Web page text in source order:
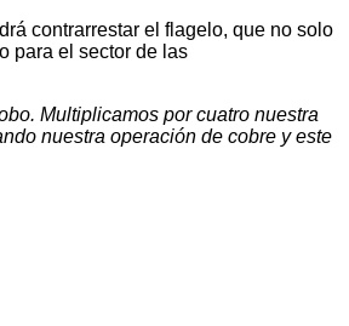
contrarrestar el flagelo, que no solo
para el sector de las
Multiplicamos por cuatro nuestra
nuestra operación de cobre y este